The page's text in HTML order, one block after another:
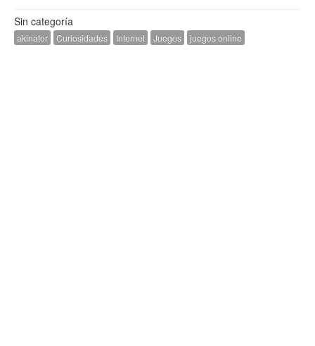
Sin categoría
akinator Curiosidades Internet Juegos juegos online